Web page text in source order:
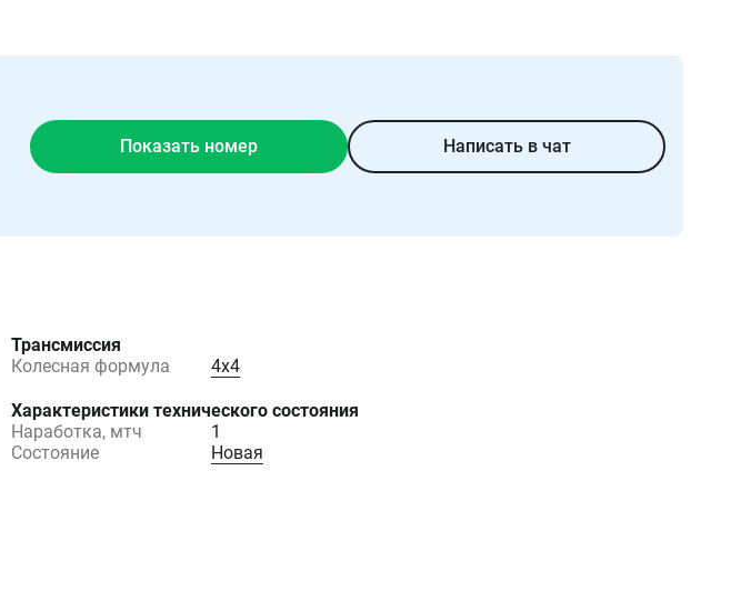
Показать номер Написать в чат
Трансмиссия
Колесная формула
4х4
Характеристики технического состояния
Наработка, мтч
1
Состояние
Новая